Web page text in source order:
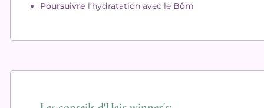
Poursuivre l’hydratation avec le Bôm